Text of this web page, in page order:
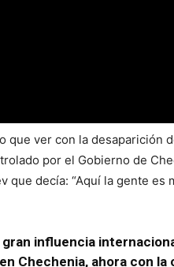
que ver con la desaparición
por el Gobierno de
que decía: “Aquí la gente es
influencia
Chechenia, ahora con